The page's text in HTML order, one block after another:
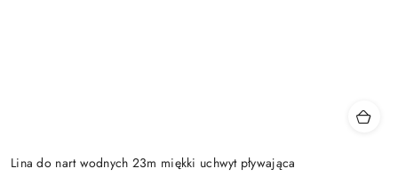
Lina do nart wodnych 23m miękki uchwyt pływająca